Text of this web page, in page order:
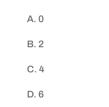
A. 0
B. 2
C. 4
D. 6